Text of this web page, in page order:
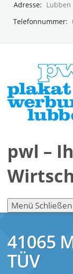
Adresse: Lubben
Telefonnummer:
pwl –
Menü Schließen
41065
TÜV